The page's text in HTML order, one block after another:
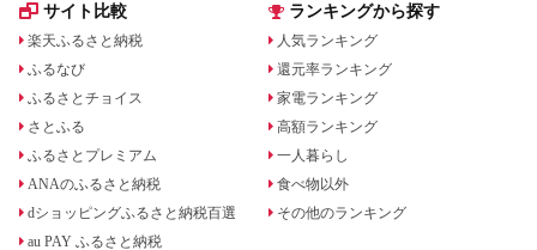
サイト比較
楽天ふるさと納税
ふるなび
ふるさとチョイス
さとふる
ふるさとプレミアム
ANAのふるさと納税
dショッピングふるさと納税百選
au PAY ふるさと納税
ランキングから探す
人気ランキング
還元率ランキング
家電ランキング
高額ランキング
一人暮らし
食べ物以外
その他のランキング